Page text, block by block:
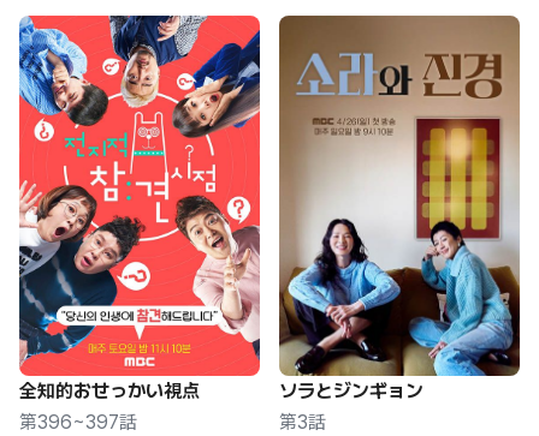
全知的おせっかい視点
第396~397話
ソラとジンギョン
第3話